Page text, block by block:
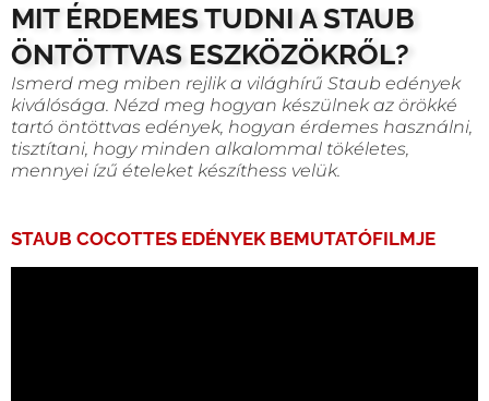
MIT ÉRDEMES TUDNI A STAUB
ÖNTÖTTVAS ESZKÖZÖKRŐL?
Ismerd meg miben rejlik a világhírű Staub edények
kiválósága. Nézd meg hogyan készülnek az örökké
tartó öntöttvas edények, hogyan érdemes használni,
tisztítani, hogy minden alkalommal tökéletes,
mennyei ízű ételeket készíthess velük.
STAUB COCOTTES EDÉNYEK BEMUTATÓFILMJE